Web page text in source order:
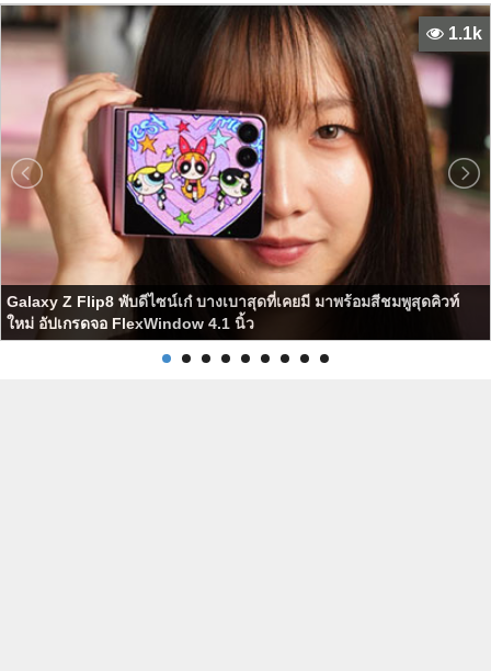
Galaxy Z Flip8 พับดีไซน์เก๋ บางเบาสุดที่เคยมี มาพร้อมสีชมพูสุดคิวท์
ใหม่ อัปเกรดจอ FlexWindow 4.1 นิ้ว
1.1k